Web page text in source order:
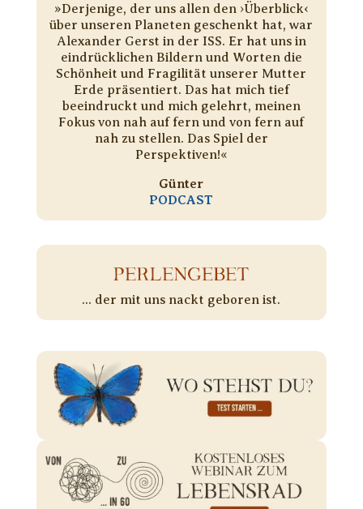
»Derjenige, der uns allen den ›Überblick‹
über unseren Planeten geschenkt hat, war
Alexander Gerst in der ISS. Er hat uns in
eindrücklichen Bildern und Worten die
Schönheit und Fragilität unserer Mutter
Erde präsentiert. Das hat mich tief
beeindruckt und mich gelehrt, meinen
Fokus von nah auf fern und von fern auf
nah zu stellen. Das Spiel der
Perspektiven!«
Günter
PODCAST
PERLENGEBET
... der mit uns nackt geboren ist.